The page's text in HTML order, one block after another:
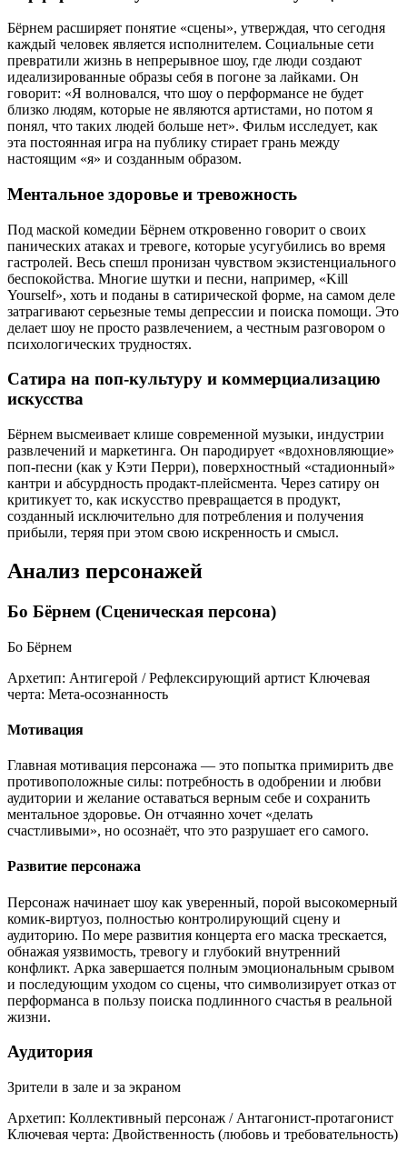
Бёрнем расширяет понятие «сцены», утверждая, что сегодня
каждый человек является исполнителем. Социальные сети
превратили жизнь в непрерывное шоу, где люди создают
идеализированные образы себя в погоне за лайками. Он
говорит: «Я волновался, что шоу о перформансе не будет
близко людям, которые не являются артистами, но потом я
понял, что таких людей больше нет». Фильм исследует, как
эта постоянная игра на публику стирает грань между
настоящим «я» и созданным образом.
Ментальное здоровье и тревожность
Под маской комедии Бёрнем откровенно говорит о своих
панических атаках и тревоге, которые усугубились во время
гастролей. Весь спешл пронизан чувством экзистенциального
беспокойства. Многие шутки и песни, например, «Kill
Yourself», хоть и поданы в сатирической форме, на самом деле
затрагивают серьезные темы депрессии и поиска помощи. Это
делает шоу не просто развлечением, а честным разговором о
психологических трудностях.
Сатира на поп-культуру и коммерциализацию
искусства
Бёрнем высмеивает клише современной музыки, индустрии
развлечений и маркетинга. Он пародирует «вдохновляющие»
поп-песни (как у Кэти Перри), поверхностный «стадионный»
кантри и абсурдность продакт-плейсмента. Через сатиру он
критикует то, как искусство превращается в продукт,
созданный исключительно для потребления и получения
прибыли, теряя при этом свою искренность и смысл.
Анализ персонажей
Бо Бёрнем (Сценическая персона)
Бо Бёрнем
Архетип: Антигерой / Рефлексирующий артист Ключевая
черта: Мета-осознанность
Мотивация
Главная мотивация персонажа — это попытка примирить две
противоположные силы: потребность в одобрении и любви
аудитории и желание оставаться верным себе и сохранить
ментальное здоровье. Он отчаянно хочет «делать
счастливыми», но осознаёт, что это разрушает его самого.
Развитие персонажа
Персонаж начинает шоу как уверенный, порой высокомерный
комик-виртуоз, полностью контролирующий сцену и
аудиторию. По мере развития концерта его маска трескается,
обнажая уязвимость, тревогу и глубокий внутренний
конфликт. Арка завершается полным эмоциональным срывом
и последующим уходом со сцены, что символизирует отказ от
перформанса в пользу поиска подлинного счастья в реальной
жизни.
Аудитория
Зрители в зале и за экраном
Архетип: Коллективный персонаж / Антагонист-протагонист
Ключевая черта: Двойственность (любовь и требовательность)